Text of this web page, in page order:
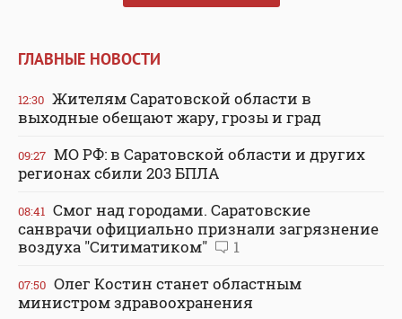
ГЛАВНЫЕ НОВОСТИ
12:30 Жителям Саратовской области в
выходные обещают жару, грозы и град
09:27 МО РФ: в Саратовской области и других
регионах сбили 203 БПЛА
08:41 Смог над городами. Саратовские
санврачи официально признали загрязнение
воздуха "Ситиматиком"
1
07:50 Олег Костин станет областным
министром здравоохранения